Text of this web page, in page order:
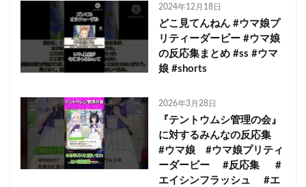
2024年12月18日
どこ見てんねん #ウマ娘プ
リティーダービー #ウマ娘
の反応集まとめ #ss #ウマ
娘 #shorts
2026年3月28日
『テントウムシ管理の会』
に対するみんなの反応集
#ウマ娘 #ウマ娘プリティ
ーダービー #反応集 #
エイシンフラッシュ #エ